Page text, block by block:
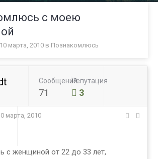
с моею
10 марта, 2010 в Познакомлюсь
Сообщений
71
Репутация
3
марта, 2010
с женщиной от 22 до 33 лет,